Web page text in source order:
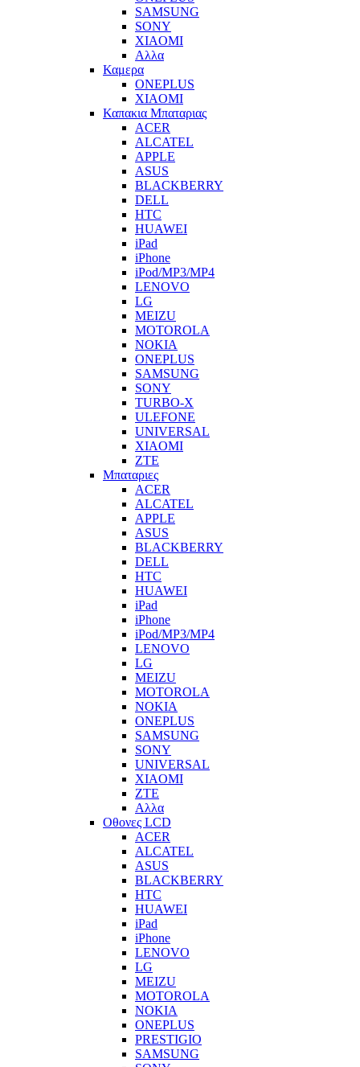
SAMSUNG
SONY
XIAOMI
Αλλα
Καμερα
ONEPLUS
XIAOMI
Καπακια Μπαταριας
ACER
ALCATEL
APPLE
ASUS
BLACKBERRY
DELL
HTC
HUAWEI
iPad
iPhone
iPod/MP3/MP4
LENOVO
LG
MEIZU
MOTOROLA
NOKIA
ONEPLUS
SAMSUNG
SONY
TURBO-X
ULEFONE
UNIVERSAL
XIAOMI
ZTE
Μπαταριες
ACER
ALCATEL
APPLE
ASUS
BLACKBERRY
DELL
HTC
HUAWEI
iPad
iPhone
iPod/MP3/MP4
LENOVO
LG
MEIZU
MOTOROLA
NOKIA
ONEPLUS
SAMSUNG
SONY
UNIVERSAL
XIAOMI
ZTE
Αλλα
Οθονες LCD
ACER
ALCATEL
ASUS
BLACKBERRY
HTC
HUAWEI
iPad
iPhone
LENOVO
LG
MEIZU
MOTOROLA
NOKIA
ONEPLUS
PRESTIGIO
SAMSUNG